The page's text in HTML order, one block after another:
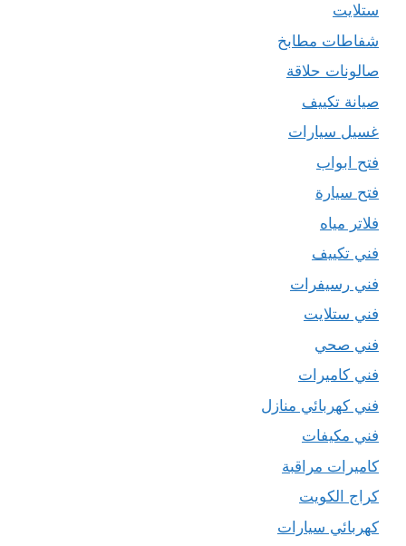
ستلايت
شفاطات مطابخ
صالونات حلاقة
صيانة تكييف
غسيل سيارات
فتح ابواب
فتح سيارة
فلاتر مياه
فني تكييف
فني رسيفرات
فني ستلايت
فني صحي
فني كاميرات
فني كهربائي منازل
فني مكيفات
كاميرات مراقبة
كراج الكويت
كهربائي سيارات